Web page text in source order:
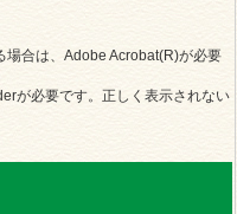
合は、Adobe Acrobat(R)が必要
が必要です。正しく表示されない